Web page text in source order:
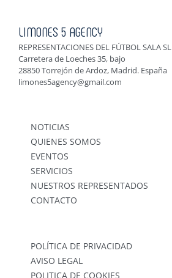
LIMONES 5 AGENCY
REPRESENTACIONES DEL FÚTBOL SALA SL
Carretera de Loeches 35, bajo
28850 Torrejón de Ardoz, Madrid. España
limones5agency@gmail.com
NOTICIAS
QUIENES SOMOS
EVENTOS
SERVICIOS
NUESTROS REPRESENTADOS
CONTACTO
POLÍTICA DE PRIVACIDAD
AVISO LEGAL
POLITICA DE COOKIES